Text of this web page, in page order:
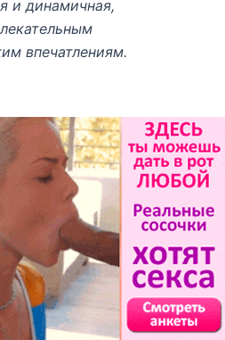
и динамичная,
впечатлениям.
есть
до 04:00
за Ваш счет